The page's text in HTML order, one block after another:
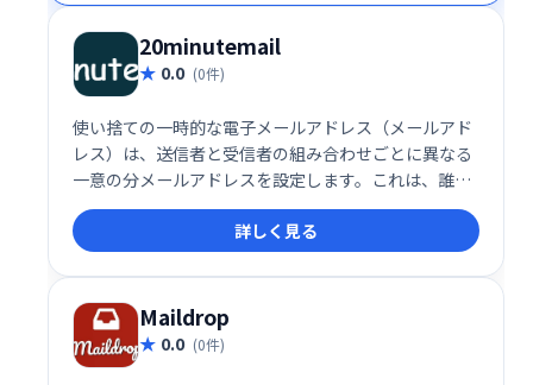
20minutemail
0.0 (0件)
使い捨ての一時的な電子メールアドレス（メールアド
レス）は、送信者と受信者の組み合わせごとに異なる
一意の分メールアドレスを設定します。これは、誰か
が電子メールアドレスをスパムリストまたは他の悪意
のあるエンティティに販売またはリリースする可能性
があるシナリオで最も役立ちます。
詳しく見る
Maildrop
0.0 (0件)